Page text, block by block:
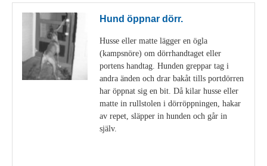
Hund öppnar dörr.
Husse eller matte lägger en ögla
(kampsnöre) om dörrhandtaget eller
portens handtag. Hunden greppar tag i
andra änden och drar bakåt tills portdörren
har öppnat sig en bit. Då kilar husse eller
matte in rullstolen i dörröppningen, hakar
av repet, släpper in hunden och går in
själv.